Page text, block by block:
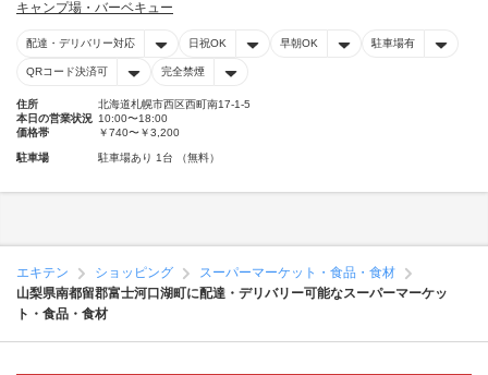
キャンプ場・バーベキュー
配達・デリバリー対応 日祝OK 早朝OK 駐車場有
QRコード決済可 完全禁煙
住所
北海道札幌市西区西町南17-1-5
本日の営業状況 10:00〜18:00
価格帯
￥740〜￥3,200
駐車場 駐車場あり 1台 （無料）
エキテン ショッピング
スーパーマーケット・食品・食材
山梨県南都留郡富士河口湖町に配達・デリバリー可能なスーパーマーケッ
ト・食品・食材